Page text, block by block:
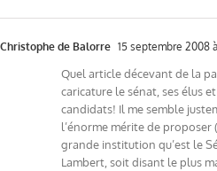
Christophe de Balorre 15 septembre 2008
Quel article décevant de la
caricature le sénat, ses élus
candidats! Il me semble
l’énorme mérite de
grande institution qu’est le
Lambert, soit disant le plus